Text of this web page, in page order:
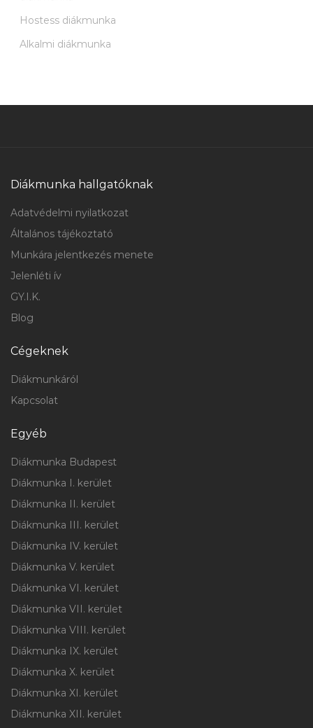
Hostess diákmunka
Alkalmi diákmunka
Diákmunka hallgatóknak
Adatvédelmi nyilatkozat
Általános tájékoztató
Munkára jelentkezés menete
Jelenléti ív
GY.I.K.
Blog
Cégeknek
Diákmunkáról
Kapcsolat
Egyéb
Diákmunka Budapest
Diákmunka I. kerület
Diákmunka II. kerület
Diákmunka III. kerület
Diákmunka IV. kerület
Diákmunka V. kerület
Diákmunka VI. kerület
Diákmunka VII. kerület
Diákmunka VIII. kerület
Diákmunka IX. kerület
Diákmunka X. kerület
Diákmunka XI. kerület
Diákmunka XII. kerület